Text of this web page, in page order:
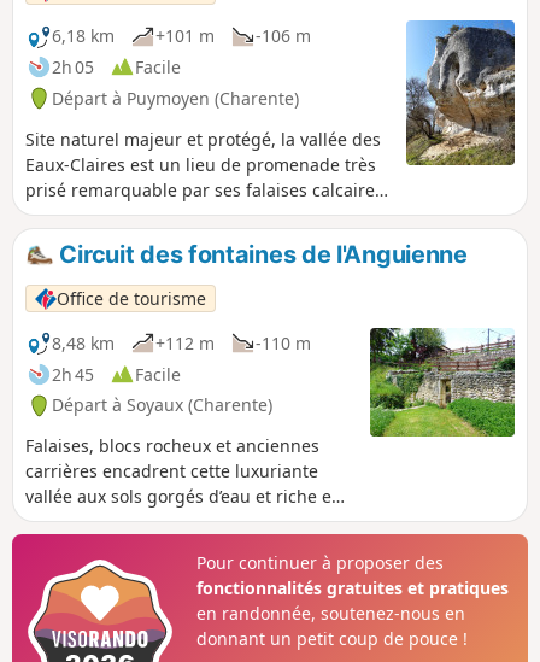
6,18 km
+101 m
-106 m
2h 05
Facile
Départ à Puymoyen (Charente)
Site naturel majeur et protégé, la vallée des
Eaux-Claires est un lieu de promenade très
prisé remarquable par ses falaises calcaires
et sa biodiversité.
Circuit des fontaines de l'Anguienne
Office de tourisme
8,48 km
+112 m
-110 m
2h 45
Facile
Départ à Soyaux (Charente)
Falaises, blocs rocheux et anciennes
carrières encadrent cette luxuriante
vallée aux sols gorgés d’eau et riche en
patrimoine que vous découvrirez en
haut des falaises.
Pour continuer à proposer des
fonctionnalités gratuites et pratiques
en randonnée, soutenez-nous en
donnant un petit coup de pouce !